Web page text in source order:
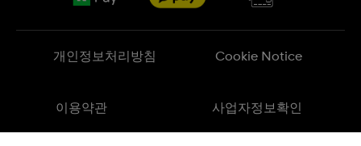
반품 정책
Sitemap
개인정보처리방침 Cookie Notice
이용약관 사업자정보확인